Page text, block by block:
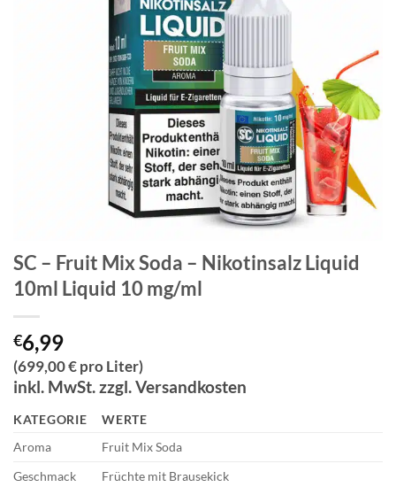
SC – Fruit Mix Soda – Nikotinsalz Liquid
10ml Liquid 10 mg/ml
€6,99
(699,00 € pro Liter)
inkl. MwSt. zzgl. Versandkosten
KATEGORIE
WERTE
Aroma
Fruit Mix Soda
Geschmack
Früchte mit Brausekick